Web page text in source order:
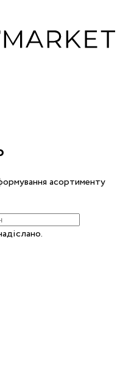
асортименту